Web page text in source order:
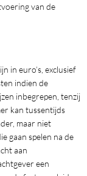
van de
in euro’s, exclusief
indien de
inbegrepen, tenzij
kan tussentijds
maar niet
gaan spelen na de
aan
een